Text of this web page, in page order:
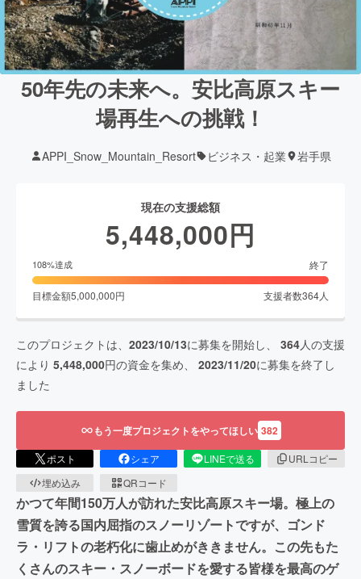
50年先の未来へ。安比高原スキー
場再生への挑戦！
APPI_Snow_Mountain_Resort ビジネス・起業 岩手県
現在の支援総額
5,448,000円
108%達成 終了
目標金額5,000,000円 支援者数364人
このプロジェクトは、 2023/10/13に募集を開始し、 364人の支援
により 5,448,000円の資金を集め、 2023/11/20に募集を終了し
ました
もう一度プロジェクトをやってほしい 382
ポスト シェア LINEで送る
URLコピー
埋め込み
QRコード
かつて年間150万人が訪れた安比高原スキー場。極上の
雪質を誇る国内屈指のスノーリゾートですが、ゴンド
ラ・リフトの老朽化に歯止めがききません。この先もた
くさんのスキー・スノーボードを愛する皆様を最高のゲ